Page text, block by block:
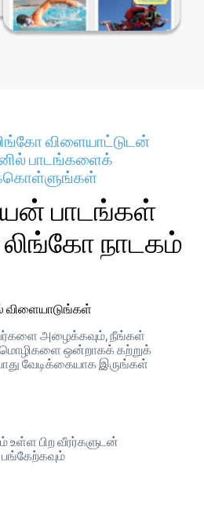
விளையாட்டுடன்
பாடங்களைக்
பாடங்கள்
நாடகம்
அழைக்கவும், நீங்கள்
மொழிகளை ஒன்றாகக் கற்றுக்
வேடிக்கையாக இருங்கள்
உள்ள பிற வீரர்களுடன்